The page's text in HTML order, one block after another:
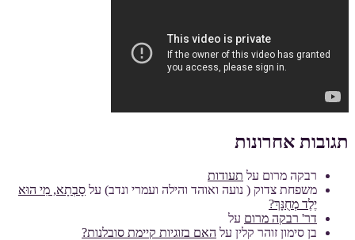
תגובות אחרונות
רבקה מרום על תעודות
משפחת צדוק ( נועה ואוהד והילה ועמרי ונדב) על סָבְתָא, מִי הוּא
יֶלֶד מְחֻנָּךְ?
דר' רבקה מרום על
בן סימון זוהר קלין על האם בזוגיות קיימת סובלנות?